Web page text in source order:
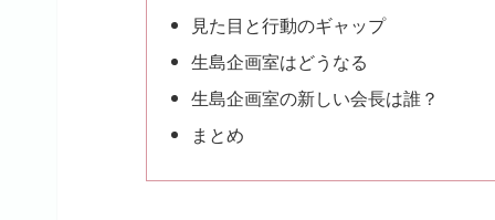
見た目と行動のギャップ
生島企画室はどうなる
生島企画室の新しい会長は誰？
まとめ